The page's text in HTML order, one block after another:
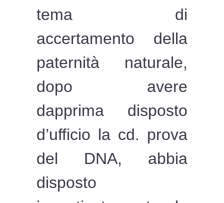
tema di
accertamento della
paternità naturale,
dopo avere
dapprima disposto
d’ufficio la cd. prova
del DNA, abbia
disposto